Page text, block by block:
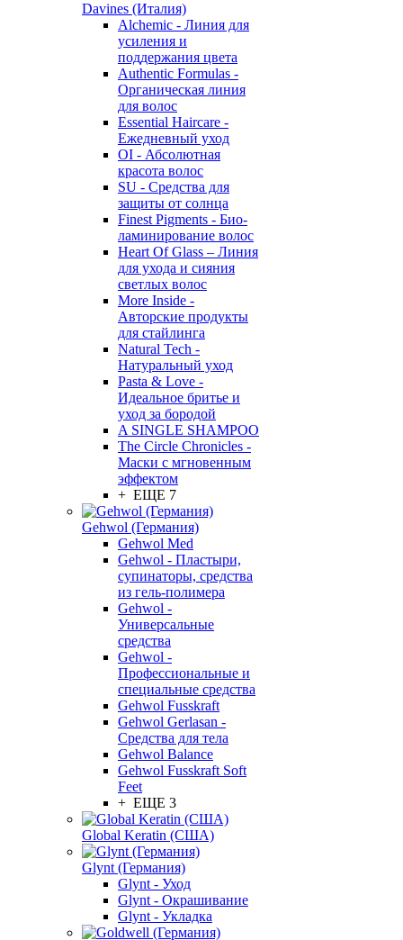
Davines (Италия)
Alchemic - Линия для
усиления и
поддержания цвета
Authentic Formulas -
Органическая линия
для волос
Essential Haircare -
Eжедневный уход
OI - Абсолютная
красота волос
SU - Средства для
защиты от солнца
Finest Pigments - Био-
ламинирование волос
Heart Of Glass – Линия
для ухода и сияния
светлых волос
More Inside -
Авторские продукты
для стайлинга
Natural Tech -
Натуральный уход
Pasta & Love -
Идеальное бритье и
уход за бородой
A SINGLE SHAMPOO
The Circle Chronicles -
Маски с мгновенным
эффектом
+ ЕЩЕ 7
Gehwol (Германия)
Gehwol Med
Gehwol - Пластыри,
супинаторы, средства
из гель-полимера
Gehwol -
Универсальные
средства
Gehwol -
Профессиональные и
специальные средства
Gehwol Fusskraft
Gehwol Gerlasan -
Средства для тела
Gehwol Balance
Gehwol Fusskraft Soft
Feet
+ ЕЩЕ 3
Global Keratin (США)
Glynt (Германия)
Glynt - Уход
Glynt - Окрашивание
Glynt - Укладка